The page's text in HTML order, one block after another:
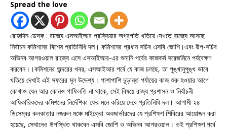
Spread the love
রোজদিন ডেস্ক : রাজ্যে এসআইআর প্রক্রিয়ার অগ্রগতি খতিয়ে দেখতে রাজ্যে আসছে
নির্বাচন কমিশনের বিশেষ প্রতিনিধি দল। কমিশনের প্রধান সচিব এসবি জোশি।এবং উপ-সচিব
অভিনব আগরওয়াল রাজ্যে এসে এসআইআর-এর শুনানি পর্বের কাজকর্ম সরেজমিনে পর্যবেক্ষণ
করবেন।।কমিশনের অন্দরের খবর, এসআইআর পর্বে যে কাজ চলছে, তা পুঙ্খানুপুঙ্খ ভাবে
খতিয়ে দেখাই এই সফরের মূল উদ্দেশ্য। পাশাপাশি চূড়ান্ত পর্যায়ের কাজ শুরু হওয়ার আগে
কোথাও যেন আর কোনও গাফিলতি না থাকে, সেই বিষয়ে রাজ্য প্রশাসন ও নির্বাচনী
আধিকারিকদের কমিশনের নির্দেশিকা ফের মনে করিয়ে দেবে প্রতিনিধি দল। আগামী ২৪
ডিসেম্বর কলকাতার নজরুল মঞ্চে মাইক্রো অবজার্ভারদের যে প্রশিক্ষণ শিবিরের আয়োজন করা
হয়েছে, সেখানেও উপস্থিত থাকবেন এসবি জোশি ও অভিনব আগরওয়াল। ওই প্রশিক্ষণ পর্বে